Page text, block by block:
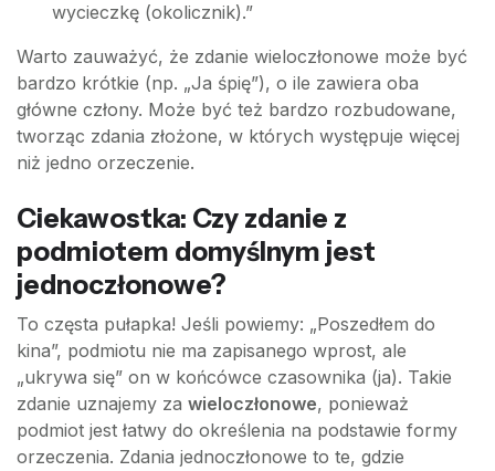
wycieczkę (okolicznik).”
Warto zauważyć, że zdanie wieloczłonowe może być
bardzo krótkie (np. „Ja śpię”), o ile zawiera oba
główne człony. Może być też bardzo rozbudowane,
tworząc zdania złożone, w których występuje więcej
niż jedno orzeczenie.
Ciekawostka: Czy zdanie z
podmiotem domyślnym jest
jednoczłonowe?
To częsta pułapka! Jeśli powiemy: „Poszedłem do
kina”, podmiotu nie ma zapisanego wprost, ale
„ukrywa się” on w końcówce czasownika (ja). Takie
zdanie uznajemy za wieloczłonowe, ponieważ
podmiot jest łatwy do określenia na podstawie formy
orzeczenia. Zdania jednoczłonowe to te, gdzie